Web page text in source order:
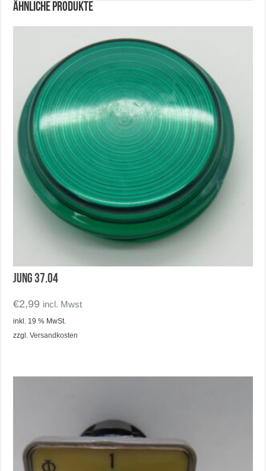
Ähnliche Produkte
Jung 37.04
€2,99 incl. Mwst
inkl. 19 % MwSt.
zzgl.Versandkosten